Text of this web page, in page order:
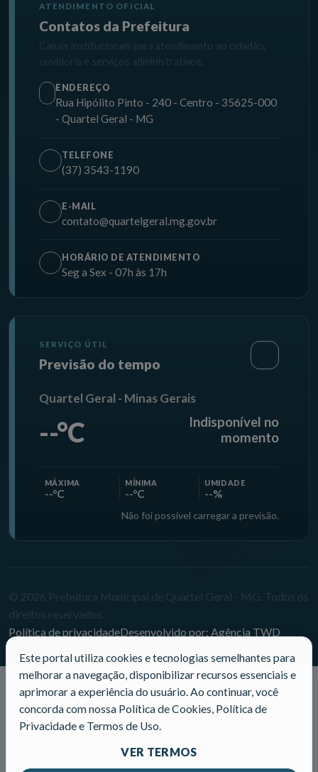
ATENDIMENTO OFICIAL
Contatos da Prefeitura
Canais institucionais para atendimento ao cidadão,
ouvidoria e serviços administrativos.
ENDEREÇO
Rua Hipólito Pinto - 240 - Centro - 35625-000
- Quartel Geral - MG
TELEFONE
(37) 3543-1190
E-MAIL
contato@quartelgeral.mg.gov.br
HORÁRIO DE ATENDIMENTO
Seg a Sex - 07h às 17h
SERVIÇO ÚTIL
Previsão do tempo
Quartel Geral - Minas Gerais
--°C
Indisponível no
momento
MÁXIMA
--°C
MÍNIMA
--°C
UMIDADE
--%
Não foi possível carregar a previsão.
© 2026 Prefeitura Municipal de Quartel Geral - MG. Todos os
direitos reservados.
Política de privacidadeDesenvolvido por: Agência TWD
Este portal utiliza cookies e tecnologias semelhantes para
melhorar a navegação, disponibilizar recursos essenciais e
aprimorar a experiência do usuário. Ao continuar, você
concorda com nossa Política de Cookies, Política de
Privacidade e Termos de Uso.
VER TERMOS